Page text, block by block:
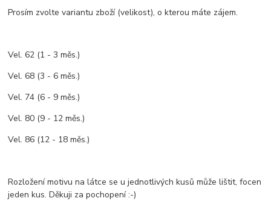
Prosím zvolte variantu zboží (velikost), o kterou máte zájem.
Vel. 62 (1 - 3 měs.)
Vel. 68 (3 - 6 měs.)
Vel. 74 (6 - 9 měs.)
Vel. 80 (9 - 12 měs.)
Vel. 86 (12 - 18 měs.)
Rozložení motivu na látce se u jednotlivých kusů může lištit, focen
jeden kus. Děkuji za pochopení :-)